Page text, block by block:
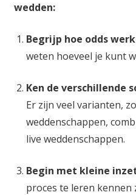
wedden:
Begrijp hoe odds
weten hoeveel je kunt
Ken de verschillende
Er zijn veel varianten,
weddenschappen,
live weddenschappen.
Begin met kleine
proces te leren kennen